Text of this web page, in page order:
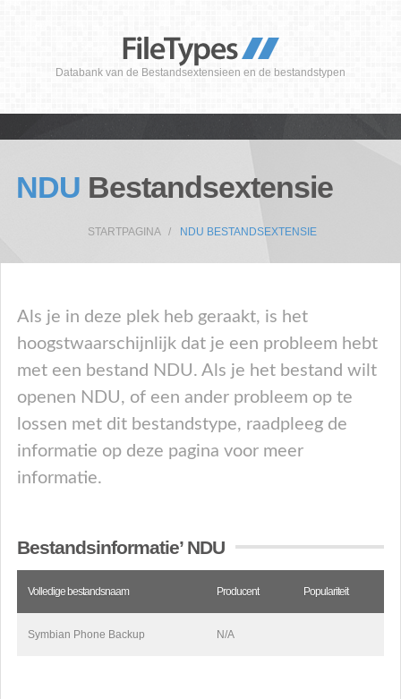
Databank van de Bestandsextensieen en de bestandstypen
NDU Bestandsextensie
STARTPAGINA NDU BESTANDSEXTENSIE
Als je in deze plek heb geraakt, is het
hoogstwaarschijnlijk dat je een probleem hebt
met een bestand NDU. Als je het bestand wilt
openen NDU, of een ander probleem op te
lossen met dit bestandstype, raadpleeg de
informatie op deze pagina voor meer
informatie.
Bestandsinformatie’ NDU
Volledige bestandsnaam Producent Populariteit
Symbian Phone Backup N/A